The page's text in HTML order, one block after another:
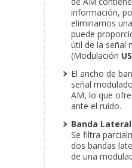
información,
eliminamos
puede
útil de la señal
(Modulación
El ancho de
señal
AM, lo que
ante el ruido.
Banda
Se filtra
dos bandas
de una